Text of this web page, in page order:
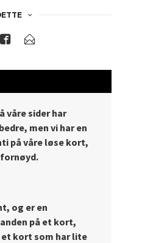
våre sider har
men vi har en
på våre løse kort,
og er en
på et kort,
kort som har lite